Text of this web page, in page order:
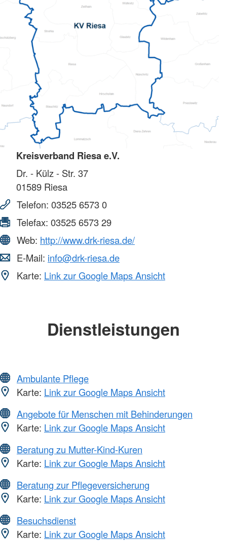
Kreisverband Riesa e.V.
Dr. - Külz - Str. 37
01589 Riesa
Telefon: 03525 6573 0
Telefax: 03525 6573 29
Web: http://www.drk-riesa.de/
E-Mail: info@drk-riesa.de
Karte: Link zur Google Maps Ansicht
Dienstleistungen
Ambulante Pflege
Karte: Link zur Google Maps Ansicht
Angebote für Menschen mit Behinderungen
Karte: Link zur Google Maps Ansicht
Beratung zu Mutter-Kind-Kuren
Karte: Link zur Google Maps Ansicht
Beratung zur Pflegeversicherung
Karte: Link zur Google Maps Ansicht
Besuchsdienst
Karte: Link zur Google Maps Ansicht